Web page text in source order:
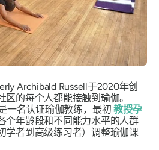
Archibald Russell于2020年创
的每个人都能接触到瑜伽。
一名认证瑜伽教练，最初教授孕
个年龄段和不同能力水平的人群
学者到高级练习者）调整瑜伽课